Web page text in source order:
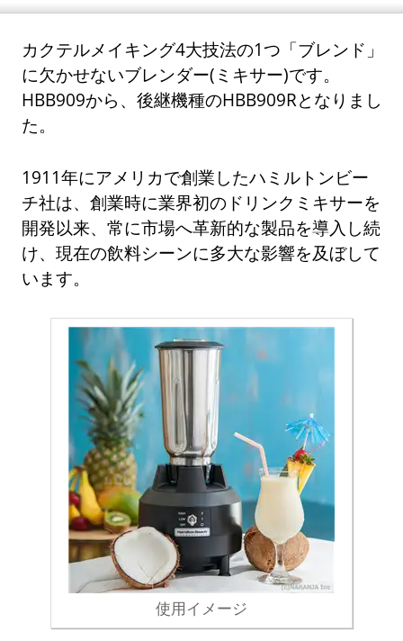
カクテルメイキング4大技法の1つ「ブレンド」
に欠かせないブレンダー(ミキサー)です。
HBB909から、後継機種のHBB909Rとなりまし
た。
1911年にアメリカで創業したハミルトンビー
チ社は、創業時に業界初のドリンクミキサーを
開発以来、常に市場へ革新的な製品を導入し続
け、現在の飲料シーンに多大な影響を及ぼして
います。
使用イメージ